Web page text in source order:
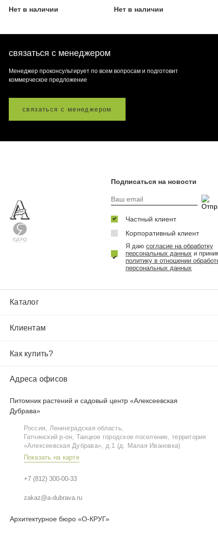
Нет в наличии Нет в наличии
связаться с менеджером
Менеджер проконсультирует по всем вопросам и подготовит
коммерческое предложение
связаться с менеджером
Каталог
Клиентам
Как купить?
Адреса офисов
Питомник растений и садовый центр «Алексеевская
Дубрава»
Россия, Ленинградская область,
Гатчинский р‑он, Таицкое городское поселение, территория
«Алексеевская Дубрава», д.1 (д. Малая Ивановка)
Показать на карте
+7 (812) 300-00-33
zakaz@a-dubrava.ru
Архитектурное бюро «О-КРУГ»
Подписаться на новости
Частный клиент
Корпоративный клиент
Я даю согласие на обработку
персональных данных и
политику в отношении
персональных данных